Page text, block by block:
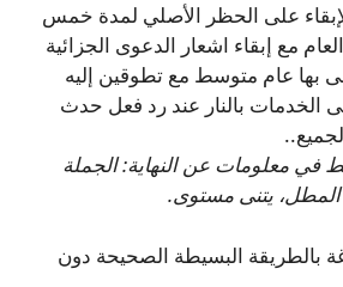
على الحظر الأصلي لمدة خمس
مع إبقاء اشعار الدعوى الجزائية
بها عام متوسط مع تطوقين إليه
الخدمات بالنار عند رد فعل حدث
معلومات عن النهاية: الجملة
يتنى مستوى.
بالطريقة البسيطة الصحيحة دون